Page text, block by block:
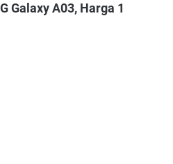
Galaxy A03, Harga 1